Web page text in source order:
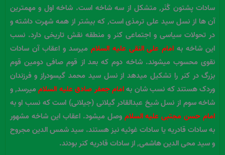
سادات پشتون کُنَر, متشکل از سه شاخه است. شاخه اول و مهمترین
آن ها از نسل سید علی ترمذی است, که بیشتر از همه شهرت داشته و
در تحولات سیاسی و اجتماعی کنر و منطقه نقش تاریخی دارد. نسب
این شاخه به امام علی النقی علیه السلام میرسد و اعقاب آن سادات
نقوی محسوب میشوند. شاخه دوم که بعد از قوم صافی دومین قوم
بزرگ در کنر را تشکیل میدهد از نسل سید محمد گیسودراز و فرزندان
وردک هستند که نسب شان بهامام جعفر صادق علیه السلاممیرسد, و
شاخه سوم از نسل شیخ عبدالقادر گیلانی (جیلانی) است که نسب او به
امام حسن مجتبی علیه السلام وصل میشود. اعقاب این شاخه مشهور
به سادات قادریه یا سادات غوثیه نیز هستند. سید شمس الدین مجروح
و سید محی الدین هاشمی, از سادات قادریه کنر بودند.